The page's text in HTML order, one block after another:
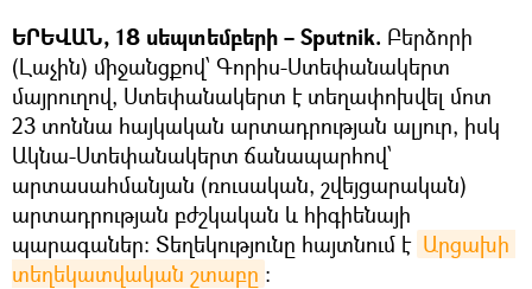
ԵՐԵՎԱՆ, 18 սեպտեմբերի – Sputnik. Բերձորի
(Լաչին) միջանցքով՝ Գորիս-Ստեփանակերտ
մայրուղով, Ստեփանակերտ է տեղափոխվել մոտ
23 տոննա հայկական արտադրության ալյուր, իսկ
Ակնա-Ստեփանակերտ ճանապարհով՝
արտասահմանյան (ռուսական, շվեյցարական)
արտադրության բժշկական և հիգիենայի
պարագաներ։ Տեղեկությունը հայտնում է Արցախի
տեղեկատվական շտաբը ։